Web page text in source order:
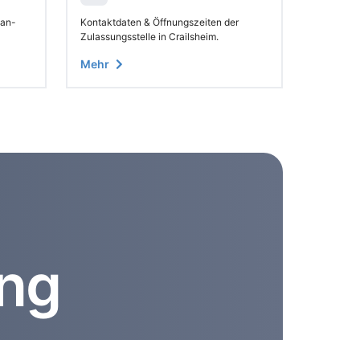
Kontaktdaten & Öffnungszeiten der
Zulassungsstelle in Crailsheim.
Mehr